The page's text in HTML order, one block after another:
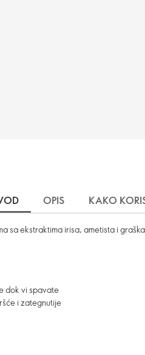
OPIS KAKO
sa ekstraktima irisa, ametista i
dok vi spavate
i zategnutije